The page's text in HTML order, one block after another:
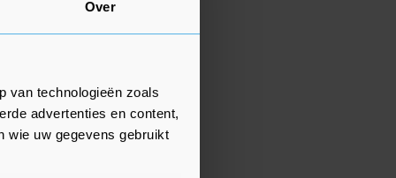
Over
van technologieën zoals
advertenties en content,
wie uw gegevens gebruikt